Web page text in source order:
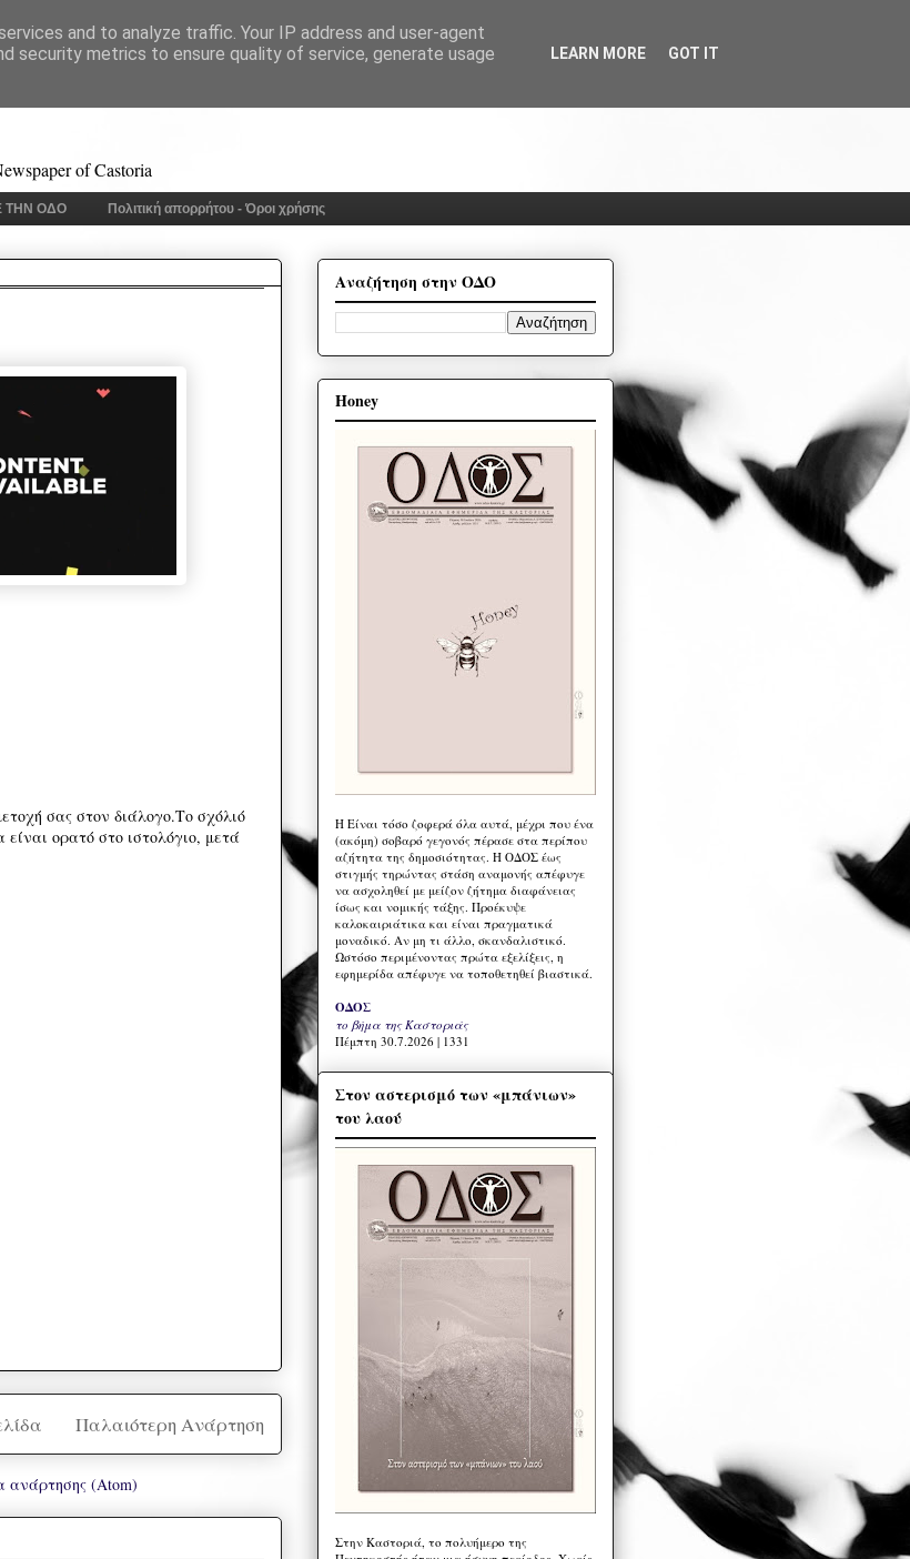
of Castoria
ΤΗΝ ΟΔΟ Πολιτική απορρήτου - Όροι χρήσης
σας στον διάλογο.Το σχόλιό
ορατό στο ιστολόγιο, μετά
Παλαιότερη Ανάρτηση
ανάρτησης (Atom)
Αναζήτηση στην ΟΔΟ
Honey
Η Eίναι τόσο ζοφερά όλα αυτά, μέχρι που ένα
(ακόμη) σοβαρό γεγονός πέρασε στα περίπου
αζήτητα της δημοσιότητας. Η ΟΔΟΣ έως
στιγμής τηρώντας στάση αναμονής απέφυγε
να ασχοληθεί με μείζον ζήτημα διαφάνειας
ίσως και νομικής τάξης. Προέκυψε
καλοκαιριάτικα και είναι πραγματικά
μοναδικό. Αν μη τι άλλο, σκανδαλιστικό.
Ωστόσο περιμένοντας πρώτα εξελίξεις, η
εφημερίδα απέφυγε να τοποθετηθεί βιαστικά.
ΟΔΟΣ
το βήμα της Καστοριάς
Πέμπτη 30.7.2026 | 1331
Στον αστερισμό των «μπάνιων»
του λαού
Στην Καστοριά, το πολυήμερο της
and to analyze traffic. Your IP address and user-agent
security metrics to ensure quality of service, generate usage
LEARN MORE GOT IT